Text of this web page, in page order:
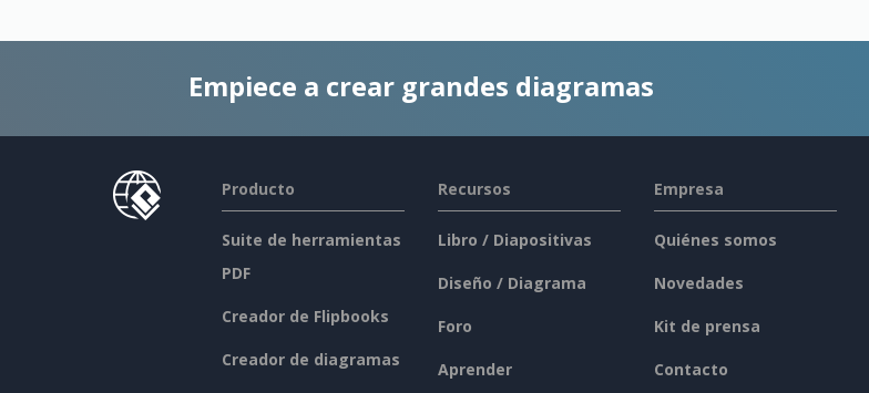
Empiece a crear grandes diagramas
Producto
Suite de herramientas
PDF
Creador de Flipbooks
Creador de diagramas
Recursos
Libro / Diapositivas
Diseño / Diagrama
Foro
Aprender
Empresa
Quiénes somos
Novedades
Kit de prensa
Contacto